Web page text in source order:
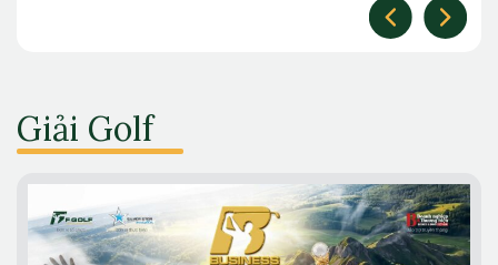
Giải Golf